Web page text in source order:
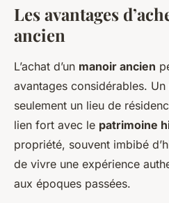
Les avantages
ancien
L’achat d’un manoir ancien
avantages considérables. Un
seulement un lieu de
lien fort avec le patrimoine
propriété, souvent imbibé
de vivre une expérience
aux époques passées.